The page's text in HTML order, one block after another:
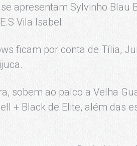
apresentam Sylvinho Blau
Vila Isabel.
ficam por conta de Tília,
sobem ao palco a Velha
+ Black de Elite, além das